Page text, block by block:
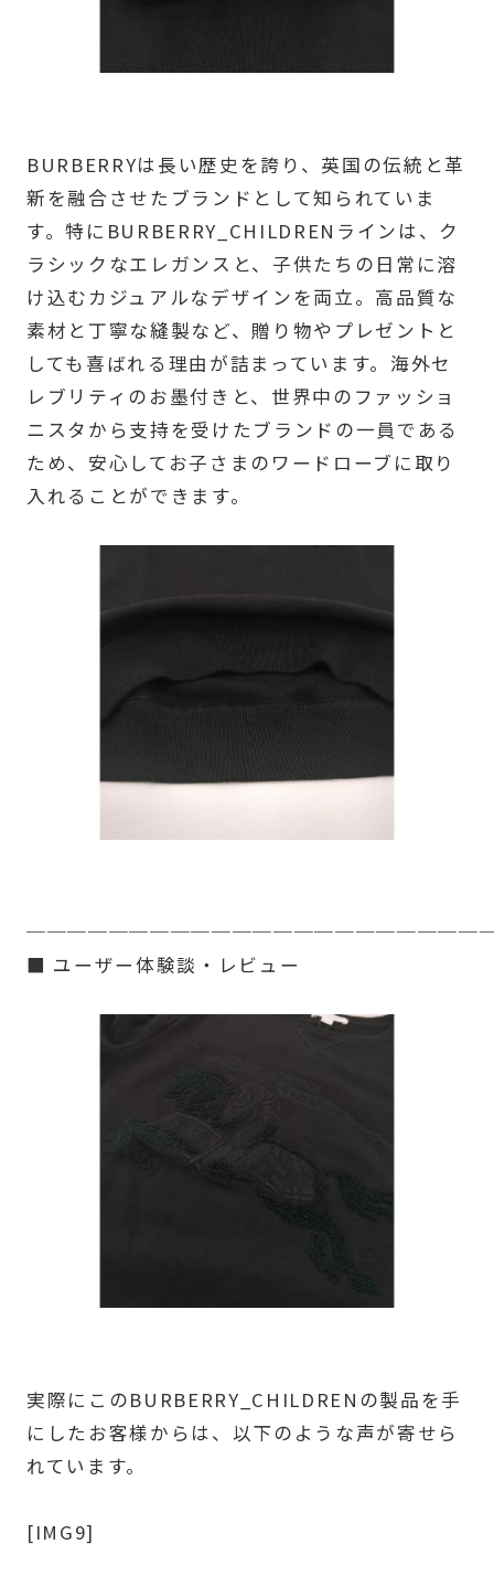
BURBERRYは長い歴史を誇り、英国の伝統と革
新を融合させたブランドとして知られていま
す。特にBURBERRY_CHILDRENラインは、ク
ラシックなエレガンスと、子供たちの日常に溶
け込むカジュアルなデザインを両立。高品質な
素材と丁寧な縫製など、贈り物やプレゼントと
しても喜ばれる理由が詰まっています。海外セ
レブリティのお墨付きと、世界中のファッショ
ニスタから支持を受けたブランドの一員である
ため、安心してお子さまのワードローブに取り
入れることができます。
■ ユーザー体験談・レビュー
実際にこのBURBERRY_CHILDRENの製品を手
にしたお客様からは、以下のような声が寄せら
れています。
[IMG9]